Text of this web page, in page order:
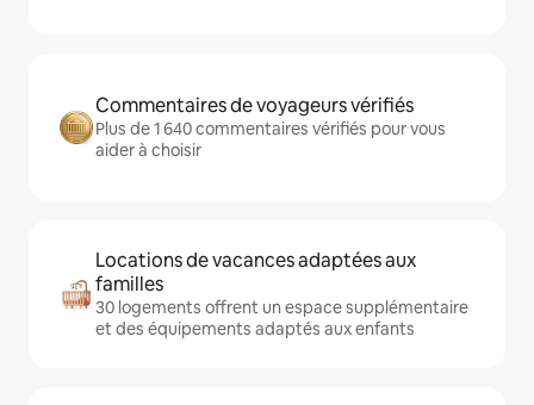
Commentaires de voyageurs vérifiés
Plus de 1 640 commentaires vérifiés pour vous
aider à choisir
Locations de vacances adaptées aux
familles
30 logements offrent un espace supplémentaire
et des équipements adaptés aux enfants